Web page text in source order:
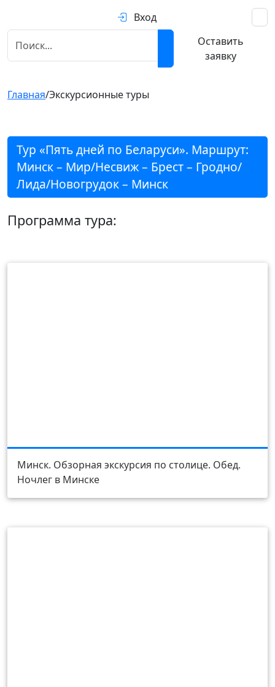
Вход
Оставить
заявку
Главная/Экскурсионные туры
Тур «Пять дней по Беларуси». Маршрут:
Минск – Мир/Несвиж – Брест – Гродно/
Лида/Новогрудок – Минск
Программа тура:
Минск. Обзорная экскурсия по столице. Обед.
Ночлег в Минске